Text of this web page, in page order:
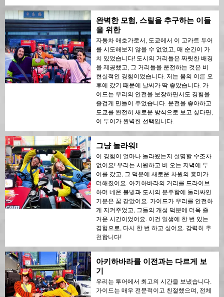
완벽한 모험, 스릴을 추구하는 이들
을 위한
자동차 애호가로서, 도쿄에서 이 고카트 투어
를 시도해보지 않을 수 없었고, 매 순간이 가
치 있었습니다! 도시의 거리들은 짜릿한 배경
을 제공했고, 그 거리들을 운전하는 것은 비
현실적인 경험이었습니다. 저는 봄의 이른 오
후에 갔기 때문에 날씨가 딱 좋았습니다. 가
이드는 우리의 안전을 보장하면서도 경험을
즐겁게 만들어 주었습니다. 운전을 좋아하고
도쿄를 완전히 새로운 방식으로 보고 싶다면,
이 투어가 완벽한 선택입니다.
그냥 놀라워!
이 경험이 얼마나 놀라웠는지 설명할 수조차
없어요! 우리는 시원하고 비 오는 저녁에 투
어를 갔고, 그 덕분에 새로운 차원의 흥미가
더해졌어요. 아키하바라의 거리를 드라이브
하며 네온 불빛과 도시의 분주함에 둘러싸인
기분은 꿈 같았어요. 가이드가 우리를 안전하
게 지켜주었고, 그들의 개성 덕분에 더욱 즐
거운 시간이었어요. 이건 일생에 한 번 있는
경험으로, 다시 한 번 하고 싶어요. 강력히 추
천합니다!
아키하바라를 이전과는 다르게 보
기
우리는 투어에서 최고의 시간을 보냈습니다.
가이드는 매우 전문적이고 친절했으며, 전체